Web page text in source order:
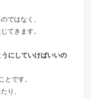
ではなく、
てきます。
にしていけばいいの
とです。
り、